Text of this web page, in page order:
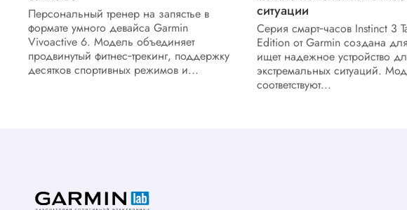
Персональный тренер на запястье в
формате умного девайса Garmin
Vivoactive 6. Модель объединяет
продвинутый фитнес‑трекинг, поддержку
десятков спортивных режимов и...
ситуации
Серия смарт‑часов Instinct 3
Edition от Garmin создана для
ищет надежное устройство
экстремальных ситуаций.
соответствуют...